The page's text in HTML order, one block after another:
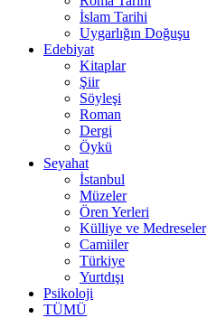
İslam Tarihi
Uygarlığın Doğuşu
Edebiyat
Kitaplar
Şiir
Söyleşi
Roman
Dergi
Öykü
Seyahat
İstanbul
Müzeler
Ören Yerleri
Külliye ve Medreseler
Camiiler
Türkiye
Yurtdışı
Psikoloji
TÜMÜ